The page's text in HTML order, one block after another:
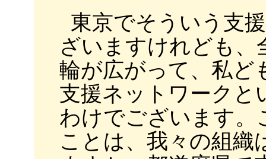
東京でそういう支
ざいますけれども、
輪が広がって、私ど
支援ネットワークと
わけでございます。
ことは、我々の組織